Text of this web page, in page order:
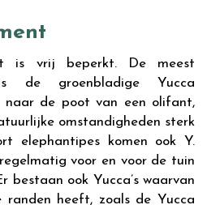
is vrij beperkt. De meest
de groenbladige Yucca
naar de poot van een olifant,
omstandigheden sterk
elephantipes komen ook Y.
voor en voor de tuin
bestaan ook Yucca’s waarvan
randen heeft, zoals de Yucca